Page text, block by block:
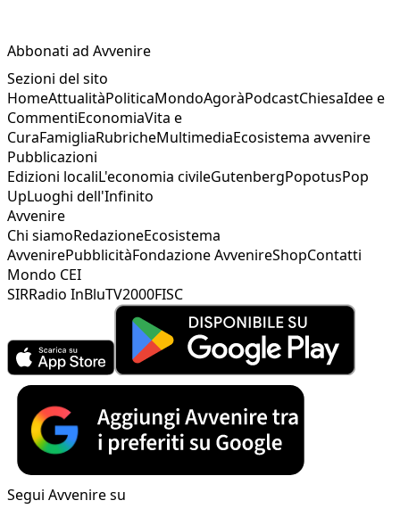
Abbonati ad Avvenire
Sezioni del sito
HomeAttualitàPoliticaMondoAgoràPodcastChiesaIdee e
CommentiEconomiaVita e
CuraFamigliaRubricheMultimediaEcosistema avvenire
Pubblicazioni
Edizioni localiL'economia civileGutenbergPopotusPop
UpLuoghi dell'Infinito
Avvenire
Chi siamoRedazioneEcosistema
AvvenirePubblicitàFondazione AvvenireShopContatti
Mondo CEI
SIRRadio InBluTV2000FISC
Segui Avvenire su